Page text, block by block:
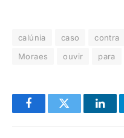
calúnia caso contra
Moraes
ouvir para
FacebookTwitter